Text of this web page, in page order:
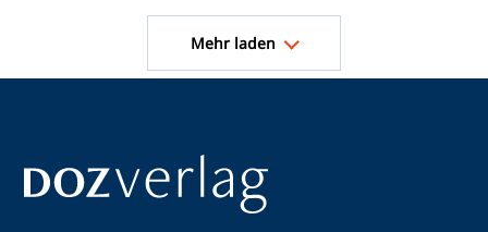
Sonnenfinsternisbrille erfolgen darf. Gewöhnliche
Sonnenbrillen schützen nicht.
Seitennummerierung
Mehr laden